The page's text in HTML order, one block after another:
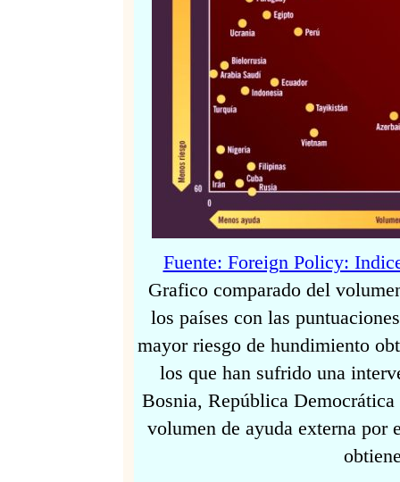
Fuente: Foreign Policy:
Grafico comparado del
los países con las
mayor riesgo de hundimiento
los que han sufrido una
Bosnia, República
volumen de ayuda externa por